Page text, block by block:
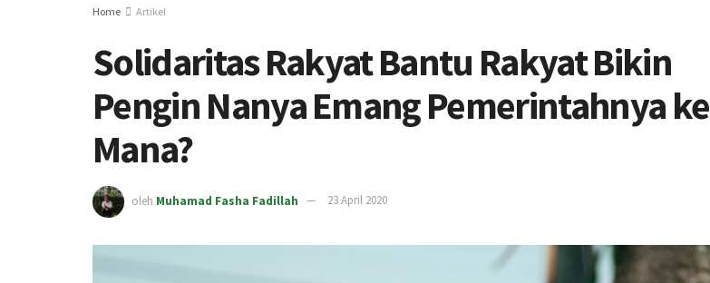
Home Artikel
Solidaritas Rakyat Bantu Rakyat Bikin
Pengin Nanya Emang Pemerintahnya ke
Mana?
oleh Muhamad Fasha Fadillah 23 April 2020